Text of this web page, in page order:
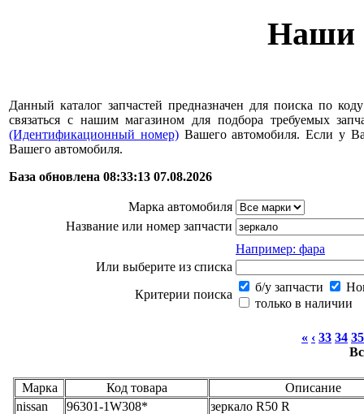
Наши
Данный каталог запчастей предназначен для поиска по
связаться с нашим магазином для подбора требуемых
(Идентификационный номер)Вашего автомобиля. Если у
Вашего автомобиля.
База обновлена 08:33:13 07.08.2026
Марка автомобиля
Название или номер запчасти
Например: фара
Или выберите из списка
Критерии поиска
б/у запчасти
только в наличии
« ‹ 33 34 35
Марка Код товара
Описание
nissan
96301-1W308*
зеркало R50 R